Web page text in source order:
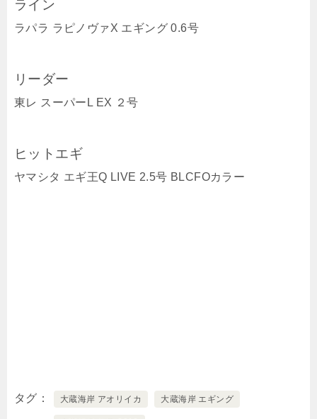
ライン
ラパラ ラピノヴァX エギング 0.6号
リーダー
東レ スーパーL EX ２号
ヒットエギ
ヤマシタ エギ王Q LIVE 2.5号 BLCFOカラー
タグ 大蔵海岸 アオリイカ 大蔵海岸 エギング